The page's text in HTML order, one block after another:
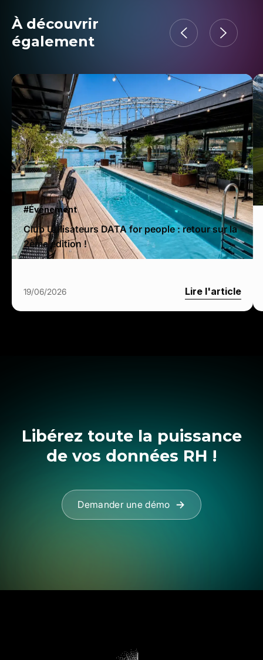
À découvrir
également
#Événement
Club Utilisateurs DATA for people : retour sur la
2ème édition !
19/06/2026 Lire l'article
Libérez toute la puissance
de vos données RH !
Demander une démo